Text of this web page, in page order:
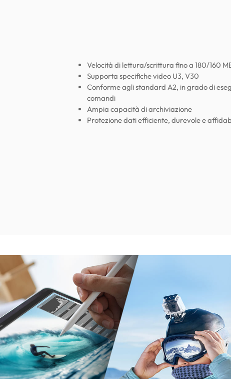
Velocità di lettura/scrittura fino a 180/160
Supporta specifiche video U3, V30
Conforme agli standard A2, in grado di
comandi
Ampia capacità di archiviazione
Protezione dati efficiente, durevole e